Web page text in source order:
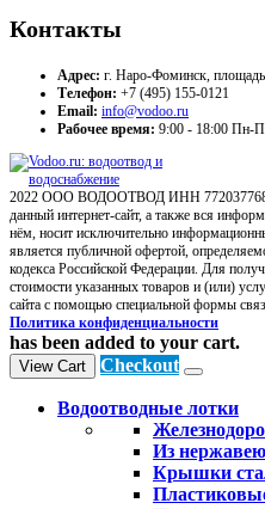
Контакты
Адрес: г. Наро-Фоминск,
Телефон: +7 (495) 155-0121
Email: info@vodoo.ru
Рабочее время: 9:00 - 18:00 Пн-
2022 ООО ВОДООТВОД ИНН 7720377683
данный интернет-сайт, а также вся
нём, носит исключительно
является публичной офертой,
кодекса Российской Федерации. Для
стоимости указанных товаров и (или)
сайта с помощью специальной формы
Политика конфиденциальности
has been added to your cart.
View Cart Checkout
Водоотводные лотки
Из
Крышки